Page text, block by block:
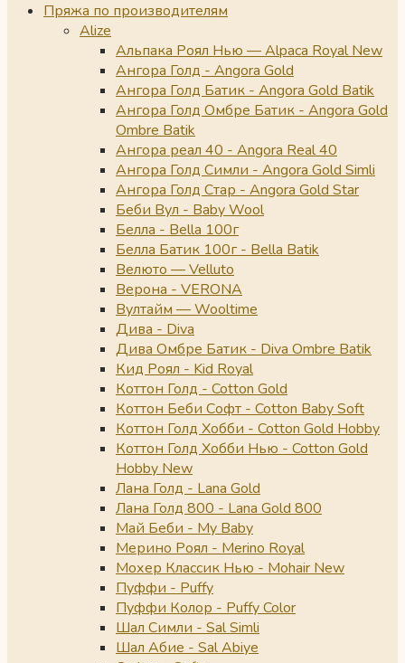
Пряжа по производителям
Alize
Альпака Роял Нью — Alpaca Royal New
Ангора Голд - Angora Gold
Ангора Голд Батик - Angora Gold Batik
Ангора Голд Омбре Батик - Angora Gold
Ombre Batik
Ангора реал 40 - Angora Real 40
Ангора Голд Симли - Angora Gold Simli
Ангора Голд Стар - Angora Gold Star
Беби Вул - Baby Wool
Белла - Bella 100г
Белла Батик 100г - Bella Batik
Велюто — Velluto
Верона - VERONA
Вултайм — Wooltime
Дива - Diva
Дива Омбре Батик - Diva Ombre Batik
Кид Роял - Kid Royal
Коттон Голд - Cotton Gold
Коттон Беби Софт - Cotton Baby Soft
Коттон Голд Хобби - Cotton Gold Hobby
Коттон Голд Хобби Нью - Cotton Gold
Hobby New
Лана Голд - Lana Gold
Лана Голд 800 - Lana Gold 800
Май Беби - My Baby
Мерино Роял - Merino Royal
Мохер Классик Нью - Mohair New
Пуффи - Puffy
Пуффи Колор - Puffy Color
Шал Симли - Sal Simli
Шал Абие - Sal Abiye